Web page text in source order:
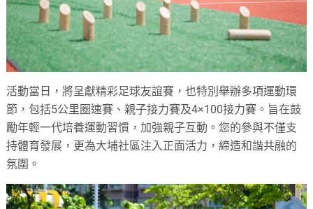
活動當日，將呈獻精彩足球友誼賽，也特別舉辦多項運動環
節，包括5公里圈速賽、親子接力賽及4×100接力賽。旨在鼓
勵年輕一代培養運動習慣，加強親子互動。您的參與不僅支
持體育發展，更為大埔社區注入正面活力，締造和諧共融的
氛圍。